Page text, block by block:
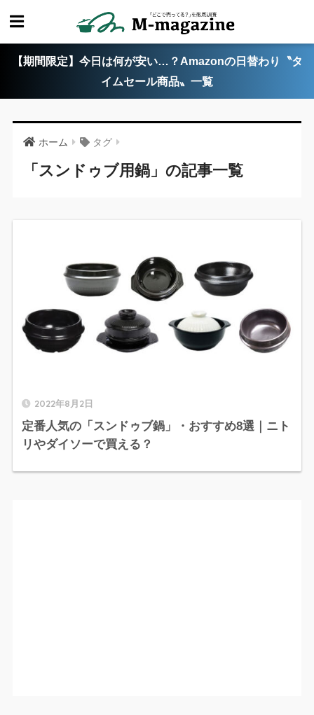
【期間限定】今日は何が安い…？Amazonの日替わり〝タ
イムセール商品〟一覧
ホーム タグ
「スンドゥブ用鍋」の記事一覧
2022年8月2日
定番人気の「スンドゥブ鍋」・おすすめ8選｜ニト
リやダイソーで買える？